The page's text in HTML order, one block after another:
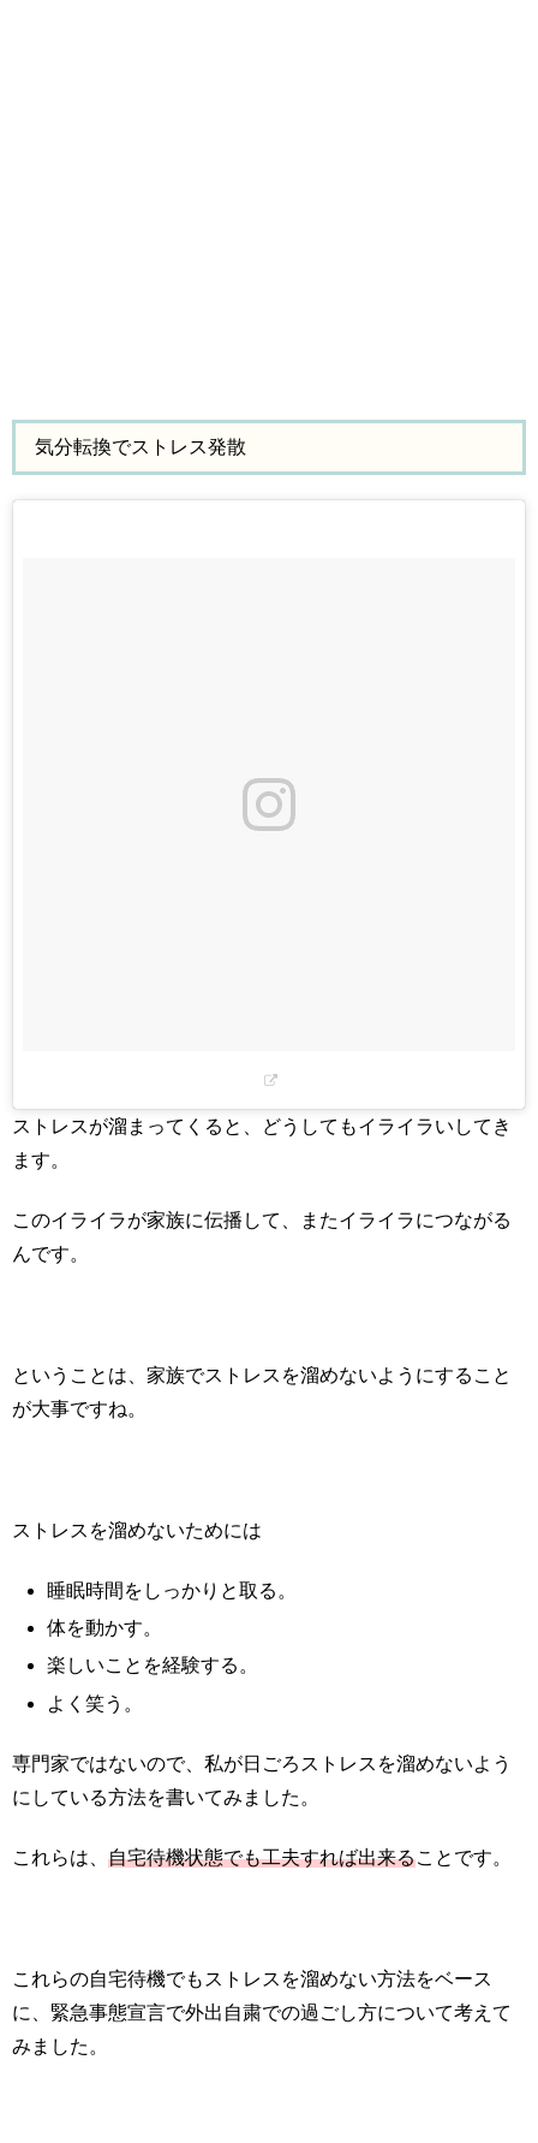
気分転換でストレス発散
ストレスが溜まってくると、どうしてもイライラいしてき
ます。
このイライラが家族に伝播して、またイライラにつながる
んです。
ということは、家族でストレスを溜めないようにすること
が大事ですね。
ストレスを溜めないためには
睡眠時間をしっかりと取る。
体を動かす。
楽しいことを経験する。
よく笑う。
専門家ではないので、私が日ごろストレスを溜めないよう
にしている方法を書いてみました。
これらは、 自宅待機状態でも工夫すれば出来ることです。
これらの自宅待機でもストレスを溜めない方法をベース
に、緊急事態宣言で外出自粛での過ごし方について考えて
みました。